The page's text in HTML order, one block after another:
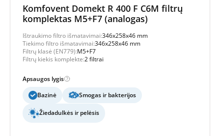
Komfovent Domekt R 400 F C6M filtrų
komplektas M5+F7 (analogas)
Ištraukimo filtro išmatavimai:346x258x46 mm
Tiekimo filtro išmatavimai:346x258x46 mm
Filtrų klasė (EN779):M5+F7
Filtrų kiekis komplekte:2 filtrai
Apsaugos lygis
Bazinė
Smogas ir bakterijos
Žiedadulkės ir pelėsis